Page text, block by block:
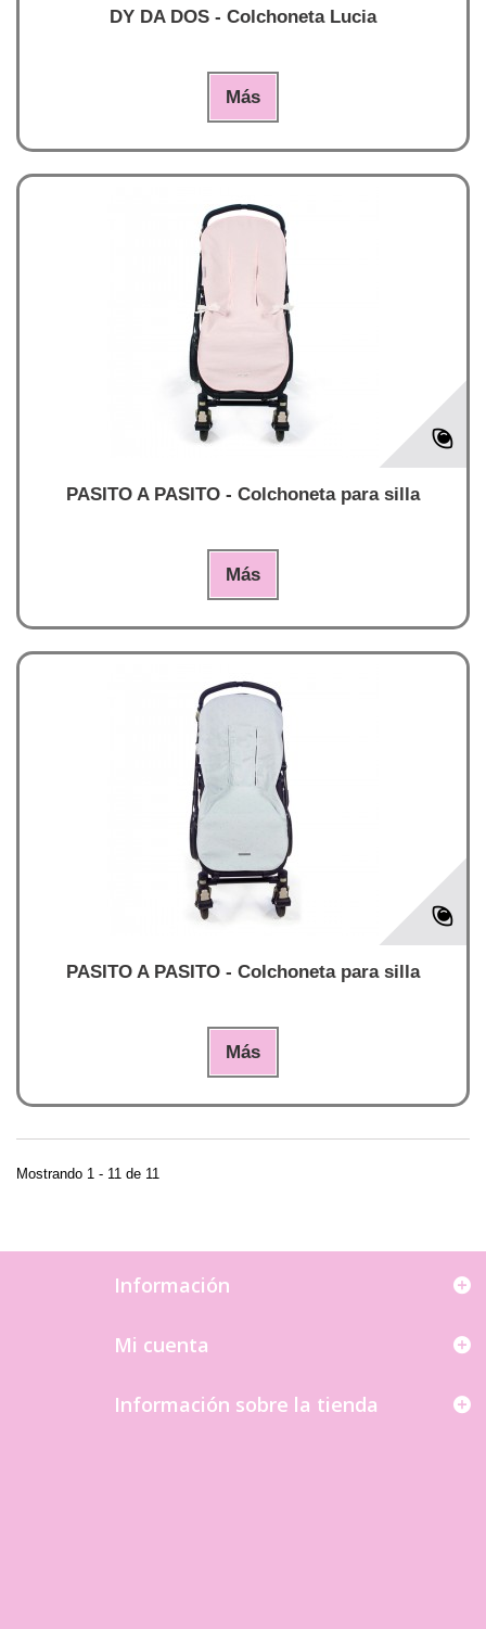
DY DA DOS - Colchoneta Lucia
Más
PASITO A PASITO - Colchoneta para silla
Más
PASITO A PASITO - Colchoneta para silla
Más
Mostrando 1 - 11 de 11
Información
Mi cuenta
Información sobre la tienda